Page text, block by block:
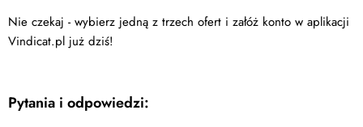
Nie czekaj - wybierz jedną z trzech ofert i załóż konto w aplikacji
Vindicat.pl już dziś!
Pytania i odpowiedzi: